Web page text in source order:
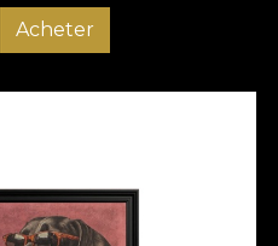
texturile fine și cromatica
Acheter